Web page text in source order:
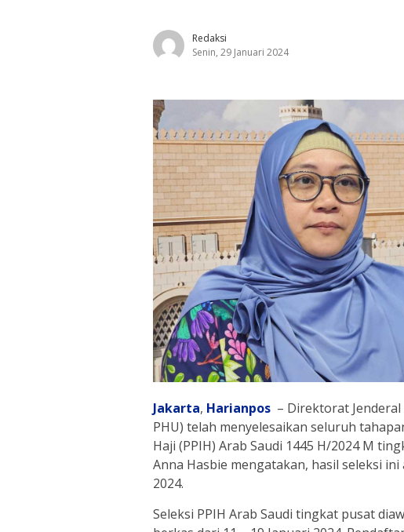
Redaksi
Senin, 29 Januari 2024
Jakarta, Harianpos – Direktorat
PHU) telah menyelesaikan seluruh
Haji (PPIH) Arab Saudi 1445 H/2024 M
Anna Hasbie mengatakan, hasil seleksi
2024.
Seleksi PPIH Arab Saudi tingkat pusat